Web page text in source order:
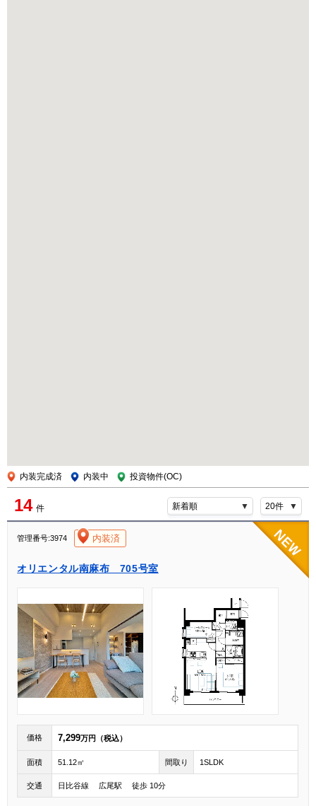
内装完成済 内装中 投資物件(OC)
14 件
管理番号:3974 内装済
オリエンタル南麻布 705号室
価格 7,299万円（税込）
面積 51.12㎡ 間取り 1SLDK
交通 日比谷線 広尾駅 徒歩 10分
[004]